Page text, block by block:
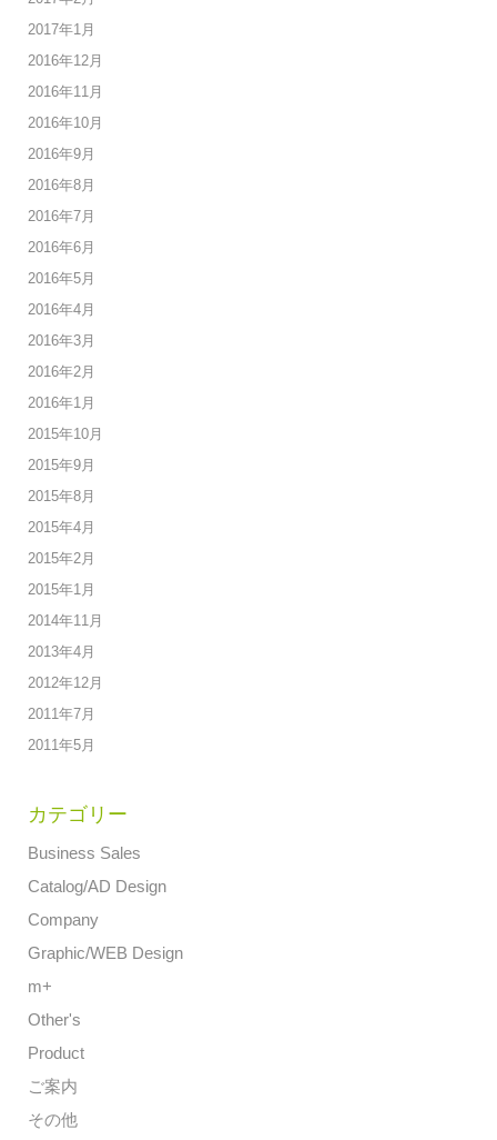
2017年1月
2016年12月
2016年11月
2016年10月
2016年9月
2016年8月
2016年7月
2016年6月
2016年5月
2016年4月
2016年3月
2016年2月
2016年1月
2015年10月
2015年9月
2015年8月
2015年4月
2015年2月
2015年1月
2014年11月
2013年4月
2012年12月
2011年7月
2011年5月
カテゴリー
Business Sales
Catalog/AD Design
Company
Graphic/WEB Design
m+
Other's
Product
ご案内
その他